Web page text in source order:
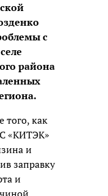
с
района
того, как
«КИТЭК»
и
заправку
и